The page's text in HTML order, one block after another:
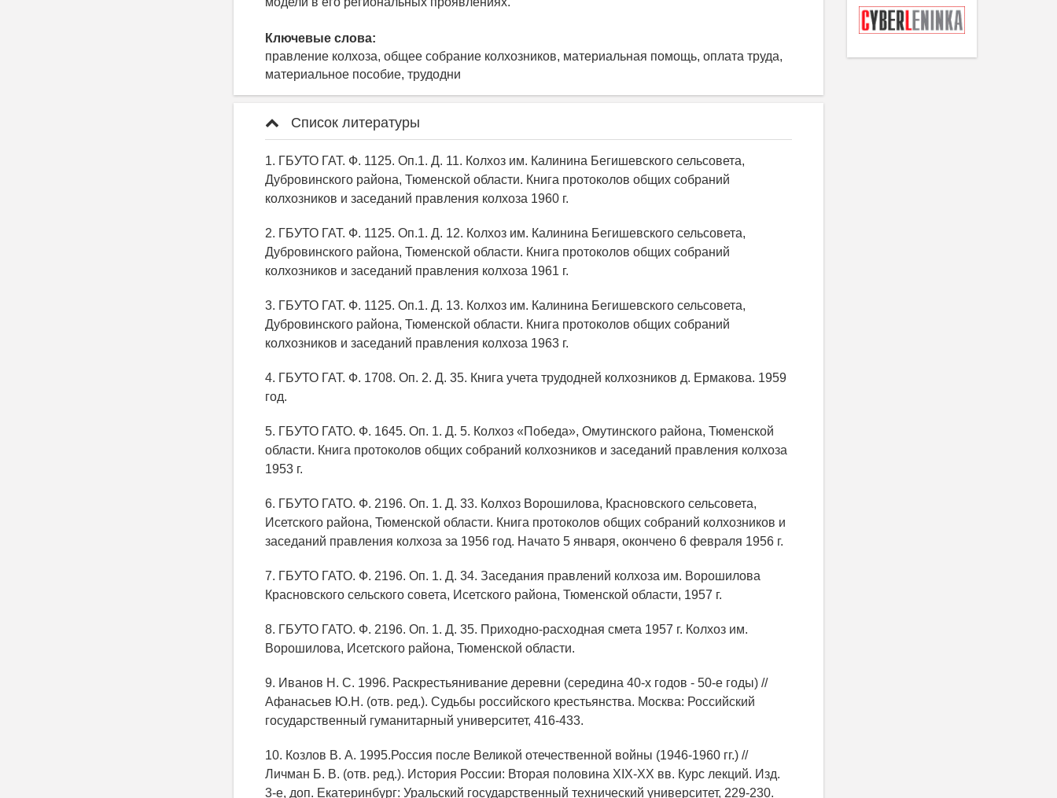
Ключевые слова:
правление колхоза, общее собрание колхозников, материальная помощь, оплата труда,
материальное пособие, трудодни
Список литературы
1. ГБУТО ГАТ. Ф. 1125. Оп.1. Д. 11. Колхоз им. Калинина Бегишевского сельсовета,
Дубровинского района, Тюменской области. Книга протоколов общих собраний
колхозников и заседаний правления колхоза 1960 г.
2. ГБУТО ГАТ. Ф. 1125. Оп.1. Д. 12. Колхоз им. Калинина Бегишевского сельсовета,
Дубровинского района, Тюменской области. Книга протоколов общих собраний
колхозников и заседаний правления колхоза 1961 г.
3. ГБУТО ГАТ. Ф. 1125. Оп.1. Д. 13. Колхоз им. Калинина Бегишевского сельсовета,
Дубровинского района, Тюменской области. Книга протоколов общих собраний
колхозников и заседаний правления колхоза 1963 г.
4. ГБУТО ГАТ. Ф. 1708. Оп. 2. Д. 35. Книга учета трудодней колхозников д. Ермакова. 1959
год.
5. ГБУТО ГАТО. Ф. 1645. Оп. 1. Д. 5. Колхоз «Победа», Омутинского района, Тюменской
области. Книга протоколов общих собраний колхозников и заседаний правления колхоза
1953 г.
6. ГБУТО ГАТО. Ф. 2196. Оп. 1. Д. 33. Колхоз Ворошилова, Красновского сельсовета,
Исетского района, Тюменской области. Книга протоколов общих собраний колхозников и
заседаний правления колхоза за 1956 год. Начато 5 января, окончено 6 февраля 1956 г.
7. ГБУТО ГАТО. Ф. 2196. Оп. 1. Д. 34. Заседания правлений колхоза им. Ворошилова
Красновского сельского совета, Исетского района, Тюменской области, 1957 г.
8. ГБУТО ГАТО. Ф. 2196. Оп. 1. Д. 35. Приходно-расходная смета 1957 г. Колхоз им.
Ворошилова, Исетского района, Тюменской области.
9. Иванов Н. С. 1996. Раскрестьянивание деревни (середина 40-х годов - 50-е годы) //
Афанасьев Ю.Н. (отв. ред.). Судьбы российского крестьянства. Москва: Российский
государственный гуманитарный университет, 416-433.
10. Козлов В. А. 1995.Россия после Великой отечественной войны (1946-1960 гг.) //
Личман Б. В. (отв. ред.). История России: Вторая половина XIX-XX вв. Курс лекций. Изд.
3-е, доп. Екатеринбург: Уральский государственный технический университет, 229-230.